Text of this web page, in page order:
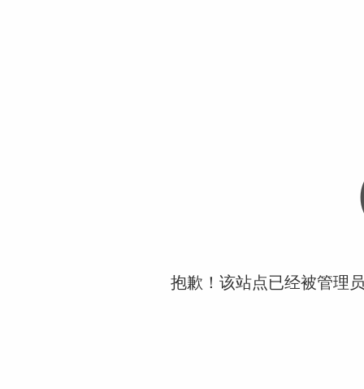
抱歉！该站点已经被管理